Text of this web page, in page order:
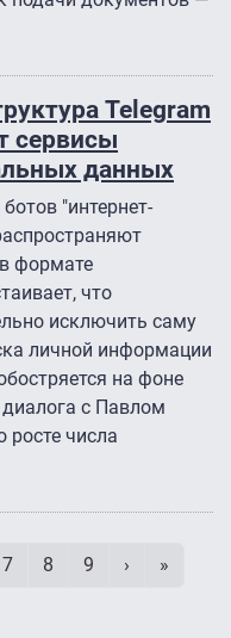
Telegram
сервисы
данных
"интернет-
формате
что
исключить саму
личной информации
на фоне
с Павлом
числа
Page
7 Page
8 Page
9 Следующая
› »